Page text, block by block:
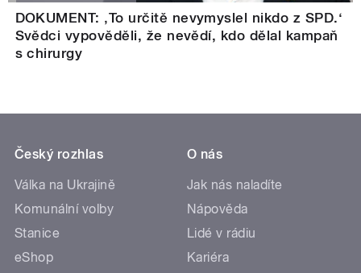
DOKUMENT: ‚To určitě nevymyslel nikdo z SPD.‘
Svědci vypověděli, že nevědí, kdo dělal kampaň
s chirurgy
Český rozhlas
Válka na Ukrajině
Komunální volby
Stanice
eShop
O nás
Jak nás naladíte
Nápověda
Lidé v rádiu
Kariéra